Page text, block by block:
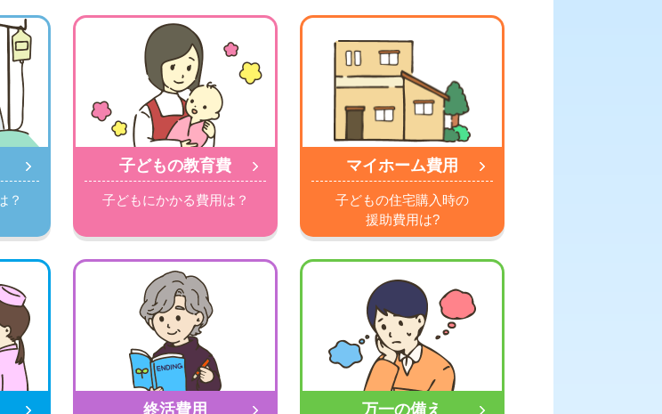
？
子どもの教育費
子どもにかかる費用は？
マイホーム費用
子どもの住宅購入時の
援助費用は?
終活費用 万一の備え